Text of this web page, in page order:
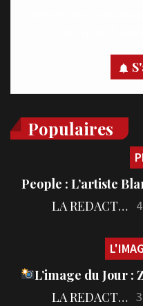
Populaires
People : L’artiste
LA REDACTION
L’image du Jour :
LA REDACTION